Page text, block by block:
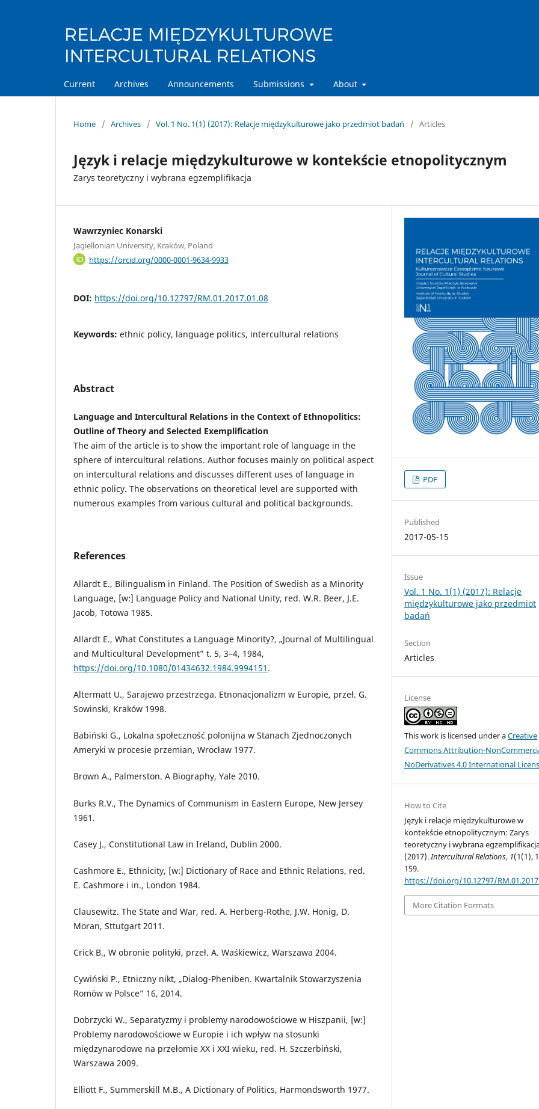
Current Archives Announcements Submissions About
Home / Archives / Vol. 1 No. 1(1) (2017): Relacje międzykulturowe jako przedmiot badań / Articles
Język i relacje międzykulturowe w kontekście etnopolitycznym
Zarys teoretyczny i wybrana egzemplifikacja
Wawrzyniec Konarski
Jagiellonian University, Kraków, Poland
https://orcid.org/0000-0001-9634-9933
DOI: https://doi.org/10.12797/RM.01.2017.01.08
Keywords: ethnic policy, language politics, intercultural relations
Abstract
Language and Intercultural Relations in the Context of Ethnopolitics:
Outline of Theory and Selected Exemplification
The aim of the article is to show the important role of language in the
sphere of intercultural relations. Author focuses mainly on political aspect
on intercultural relations and discusses different uses of language in
ethnic policy. The observations on theoretical level are supported with
numerous examples from various cultural and political backgrounds.
References
Allardt E., Bilingualism in Finland. The Position of Swedish as a Minority
Language, [w:] Language Policy and National Unity, red. W.R. Beer, J.E.
Jacob, Totowa 1985.
Allardt E., What Constitutes a Language Minority?, „Journal of Multilingual
and Multicultural Development” t. 5, 3–4, 1984,
https://doi.org/10.1080/01434632.1984.9994151 .
Altermatt U., Sarajewo przestrzega. Etnonacjonalizm w Europie, przeł. G.
Sowinski, Kraków 1998.
Babiński G., Lokalna społeczność polonijna w Stanach Zjednoczonych
Ameryki w procesie przemian, Wrocław 1977.
Brown A., Palmerston. A Biography, Yale 2010.
Burks R.V., The Dynamics of Communism in Eastern Europe, New Jersey
1961.
Casey J., Constitutional Law in Ireland, Dublin 2000.
Cashmore E., Ethnicity, [w:] Dictionary of Race and Ethnic Relations, red.
E. Cashmore i in., London 1984.
Clausewitz. The State and War, red. A. Herberg-Rothe, J.W. Honig, D.
Moran, Sttutgart 2011.
Crick B., W obronie polityki, przeł. A. Waśkiewicz, Warszawa 2004.
Cywiński P., Etniczny nikt, „Dialog-Pheniben. Kwartalnik Stowarzyszenia
Romów w Polsce” 16, 2014.
Dobrzycki W., Separatyzmy i problemy narodowościowe w Hiszpanii, [w:]
Problemy narodowościowe w Europie i ich wpływ na stosunki
międzynarodowe na przełomie XX i XXI wieku, red. H. Szczerbiński,
Warszawa 2009.
Elliott F., Summerskill M.B., A Dictionary of Politics, Harmondsworth 1977.
PDF
Published
2017-05-15
Issue
Vol. 1 No. 1(1) (2017): Relacje
międzykulturowe jako przedmiot
badań
Section
Articles
License
This work is licensed under aCreative
Commons Attribution-
NoDerivatives 4.0 International
How to Cite
Język i relacje międzykulturowe w
kontekście etnopolitycznym: Zarys
teoretyczny i wybrana
(2017).Intercultural Relations, 1(1(1),
159.
https://doi.org/10.12797/
More Citation Formats